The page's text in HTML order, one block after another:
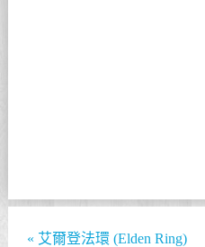
« 艾爾登法環 (Elden Ring)